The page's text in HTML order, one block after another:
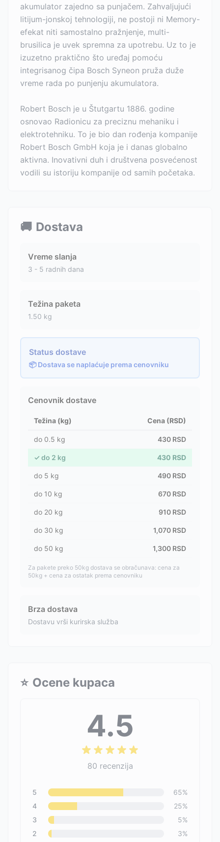
akumulator zajedno sa punjačem. Zahvaljujući
litijum-jonskoj tehnologiji, ne postoji ni Memory-
efekat niti samostalno pražnjenje, multi-
brusilica je uvek spremna za upotrebu. Uz to je
izuzetno praktično što uređaj pomoću
integrisanog čipa Bosch Syneon pruža duže
vreme rada po punjenju akumulatora.
Robert Bosch je u Štutgartu 1886. godine
osnovao Radionicu za preciznu mehaniku i
elektrotehniku. To je bio dan rođenja kompanije
Robert Bosch GmbH koja je i danas globalno
aktivna. Inovativni duh i društvena posvećenost
vodili su istoriju kompanije od samih početaka.
🚚 Dostava
Vreme slanja
3 - 5 radnih dana
Težina paketa
1.50 kg
Status dostave
📦 Dostava se naplaćuje prema cenovniku
Cenovnik dostave
Težina (kg) Cena (RSD)
do 0.5 kg 430 RSD
✓ do 2 kg 430 RSD
do 5 kg 490 RSD
do 10 kg 670 RSD
do 20 kg 910 RSD
do 30 kg 1,070 RSD
do 50 kg 1,300 RSD
Za pakete preko 50kg dostava se obračunava: cena za
50kg + cena za ostatak prema cenovniku
Brza dostava
Dostavu vrši kurirska služba
⭐ Ocene kupaca
4.5
80 recenzija
5 65%
4
25%
3
5%
2
3%